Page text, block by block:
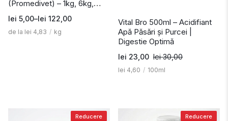
(Promedivet) – 1kg, 6kg,
lei 5,00–lei 122,00
de la lei 4,83 / kg
Vital Bro 500ml – Acidifiant
Apă Păsări și Purcei |
Digestie Optimă
lei30,00
lei 23,00
lei 4,60 / 100ml
Reducere Reducere